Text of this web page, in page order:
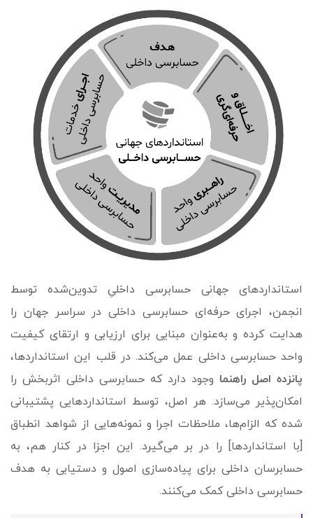
استانداردهای جهانی حسابرسی داخلیِ تدوین‌شده توسط
انجمن، اجرای حرفه‌ای حسابرسی داخلی در سراسر جهان را
هدایت کرده و به‌عنوان مبنایی برای ارزیابی و ارتقای کیفیت
واحد حسابرسی داخلی عمل می‌کند. در قلب این استانداردها،
پانزده اصل راهنما وجود دارد که حسابرسی داخلی اثربخش را
امکان‌پذیر می‌سازد. هر اصل، توسط استانداردهایی پشتیبانی
شده که الزام‌­ها، ملاحظات اجرا و نمونه‌هایی از شواهد انطباق
[با استانداردها] را در بر می‌گیرد. این اجزا در کنار هم، به
حسابرسان داخلی برای پیاده‌سازی اصول و دستیابی به هدف
حسابرسی داخلی کمک می‌کنند.